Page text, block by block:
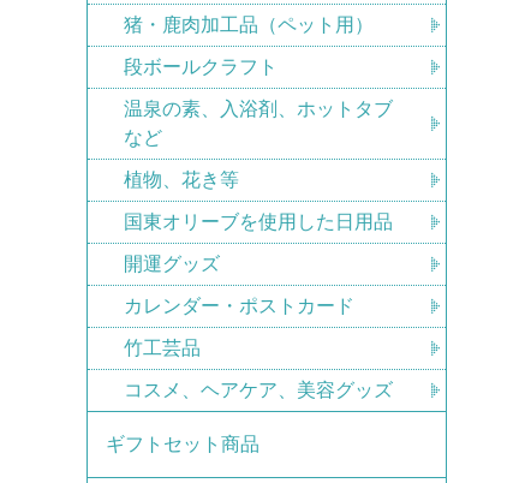
猪・鹿肉加工品（ペット用）
段ボールクラフト
温泉の素、入浴剤、ホットタブ
など
植物、花き等
国東オリーブを使用した日用品
開運グッズ
カレンダー・ポストカード
竹工芸品
コスメ、ヘアケア、美容グッズ
ギフトセット商品